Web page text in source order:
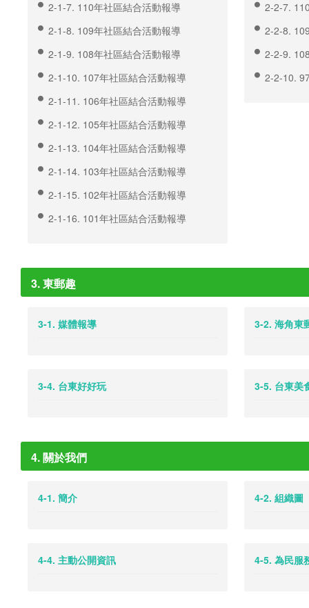
2-1-7. 110年社區結合活動報導
2-1-8. 109年社區結合活動報導
2-1-9. 108年社區結合活動報導
2-1-10. 107年社區結合活動報導
2-1-11. 106年社區結合活動報導
2-1-12. 105年社區結合活動報導
2-1-13. 104年社區結合活動報導
2-1-14. 103年社區結合活動報導
2-1-15. 102年社區結合活動報導
2-1-16. 101年社區結合活動報導
2-2-7.
2-2-8.
2-2-9.
2-2-10.
3. 東郵趣
3-1. 媒體報導 3-2. 海角東
3-4. 台東好好玩 3-5. 台東美
4. 關於我們
4-1. 簡介 4-2. 組織圖
4-4. 主動公開資訊 4-5. 為民服